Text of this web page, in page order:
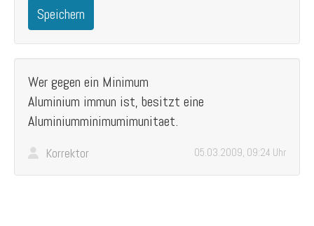
Speichern
Wer gegen ein Minimum
Aluminium immun ist, besitzt eine
Aluminiumminimumimunitaet.
Korrektor 05.03.2009, 09:24 Uhr